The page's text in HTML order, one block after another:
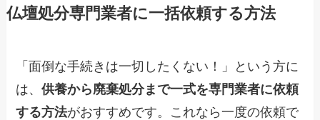
仏壇処分専門業者に一括依頼する方法
「面倒な手続きは一切したくない！」という方に
は、供養から廃棄処分まで一式を専門業者に依頼
する方法がおすすめです。これなら一度の依頼で